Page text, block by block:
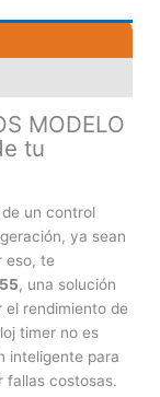
MODELO
tu
un control
ya sean
eso, te
, una solución
rendimiento de
timer no es
inteligente para
fallas costosas.